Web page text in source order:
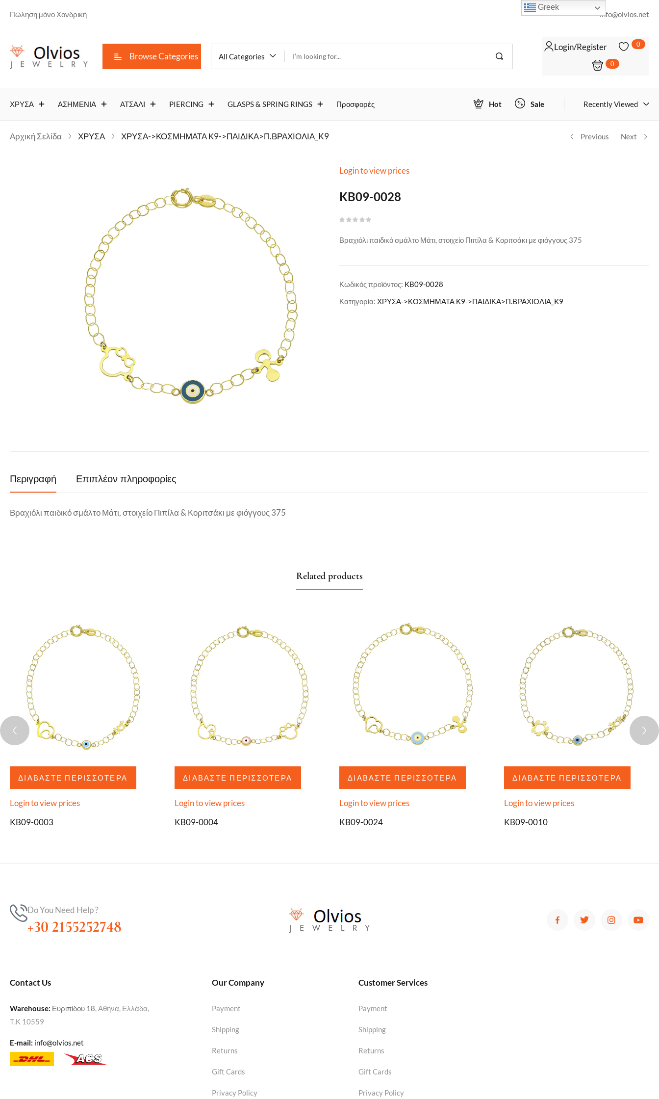
Πώληση μόνο Χονδρική info@olvios.net
Browse Categories All Categories
Login/Register 0
0
ΧΡΥΣΑ ΑΣΗΜΕΝΙΑ ΑΤΣΑΛΙ PIERCING GLASPS & SPRING RINGS Προσφορές Hot Sale Recently Viewed
Αρχική Σελίδα ΧΡΥΣΑ ΧΡΥΣΑ->ΚΟΣΜΗΜΑΤΑ Κ9->ΠΑΙΔΙΚΑ>Π.ΒΡΑΧΙΟΛΙΑ_K9 Previous Next
0028
Login to view prices ΠΡΟΣΘΉΚΗ ΣΤΟ ΚΑΛΆΘΙ
Login to view prices
KB09-0028
Βραχιόλι παιδικό σμάλτο Μάτι, στοιχείο Πιπίλα & Κοριτσάκι με φιόγγους 375
Κωδικός προϊόντος: KB09-0028
Κατηγορία: ΧΡΥΣΑ->ΚΟΣΜΗΜΑΤΑ Κ9->ΠΑΙΔΙΚΑ>Π.ΒΡΑΧΙΟΛΙΑ_K9
Περιγραφή Επιπλέον πληροφορίες
Βραχιόλι παιδικό σμάλτο Μάτι, στοιχείο Πιπίλα & Κοριτσάκι με φιόγγους 375
Related products
ΔΙΑΒΆΣΤΕ ΠΕΡΙΣΣΌΤΕΡΑ
Login to view prices
KB09-0003
ΔΙΑΒΆΣΤΕ ΠΕΡΙΣΣΌΤΕΡΑ
Login to view prices
KB09-0004
ΔΙΑΒΆΣΤΕ ΠΕΡΙΣΣΌΤΕΡΑ
Login to view prices
KB09-0024
ΔΙΑΒΆΣΤΕ ΠΕΡΙΣΣΌΤΕΡΑ
Login to view prices
KB09-0010
Do You Need Help ?
+30 2155252748
Contact Us
Warehouse: Ευριπίδου 18, Αθήνα, Ελλάδα,
Τ.Κ 10559
E-mail: info@olvios.net
Our Company
Payment
Shipping
Returns
Gift Cards
Privacy Policy
Customer Services
Payment
Shipping
Returns
Gift Cards
Privacy Policy
Greek